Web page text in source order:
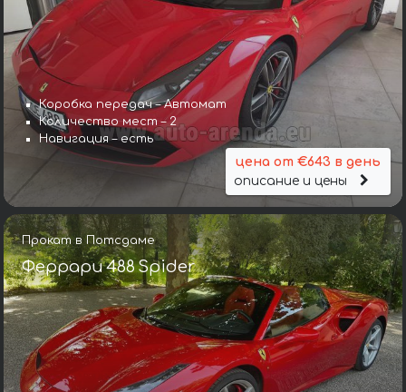
Коробка передач – Автомат
Количество мест – 2
Навигация – есть
цена от €643 в день
описание и цены
Прокат в Потсдаме
Феррари 488 Spider